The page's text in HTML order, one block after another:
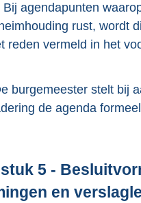
Bij agendapunten
rust, wordt
reden vermeld in het
burgemeester stelt bij
de agenda
5 -
en